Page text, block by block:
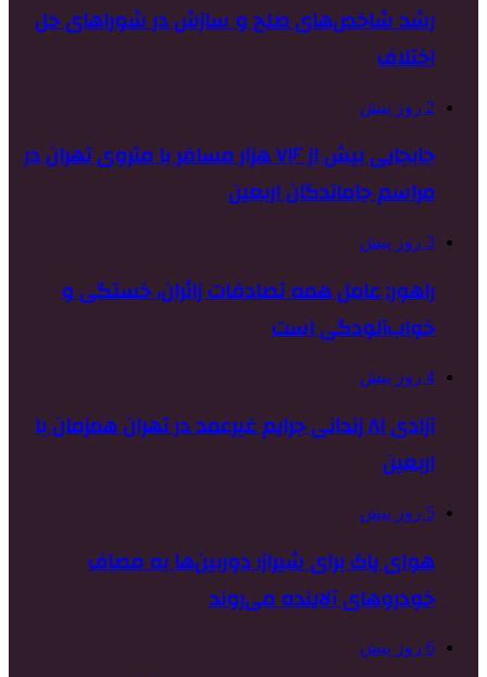
رشد شاخص‌های صلح و سازش در شوراهای حل
اختلاف
2 روز پیش
جابجایی بیش از ۷۱۶ هزار مسافر با متروی تهران در
مراسم جاماندگان اربعین
3 روز پیش
راهور: عامل همه تصادفات زائران، خستگی و
خواب‌آلودگی است
4 روز پیش
آزادی ۸۱ زندانی جرایم غیرعمد در تهران همزمان با
اربعین
5 روز پیش
هوای پاک برای شیراز؛ دوربین‌ها به مصاف
خودروهای آلاینده می‌روند
6 روز پیش